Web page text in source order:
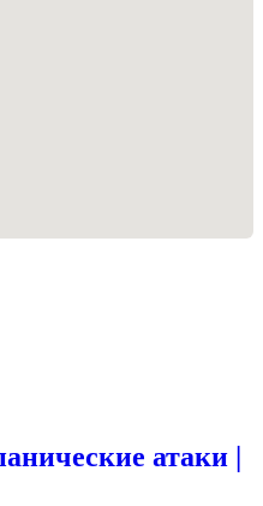
атаки |